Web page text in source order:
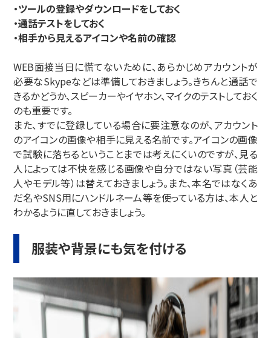
・ツールの登録やダウンロードをしておく
・通話テストをしておく
・相手から見えるアイコンや名前の確認
WEB面接当日に慌てないために、あらかじめアカウントが
必要なSkypeなどは準備しておきましょう。きちんと通話で
きるかどうか、スピーカーやイヤホン、マイクのテストしておく
のも重要です。
また、すでに登録している場合に要注意なのが、アカウント
のアイコンの画像や相手に見える名前です。アイコンの画像
で試験に落ちるということまでは考えにくいのですが、見る
人によっては不快を感じる画像や自分ではない写真（芸能
人やモデル等）は替えておきましょう。また、本名ではなくあ
だ名やSNS用にハンドルネーム等を使っている方は、本人と
わかるように直しておきましょう。
服装や背景にも気を付ける